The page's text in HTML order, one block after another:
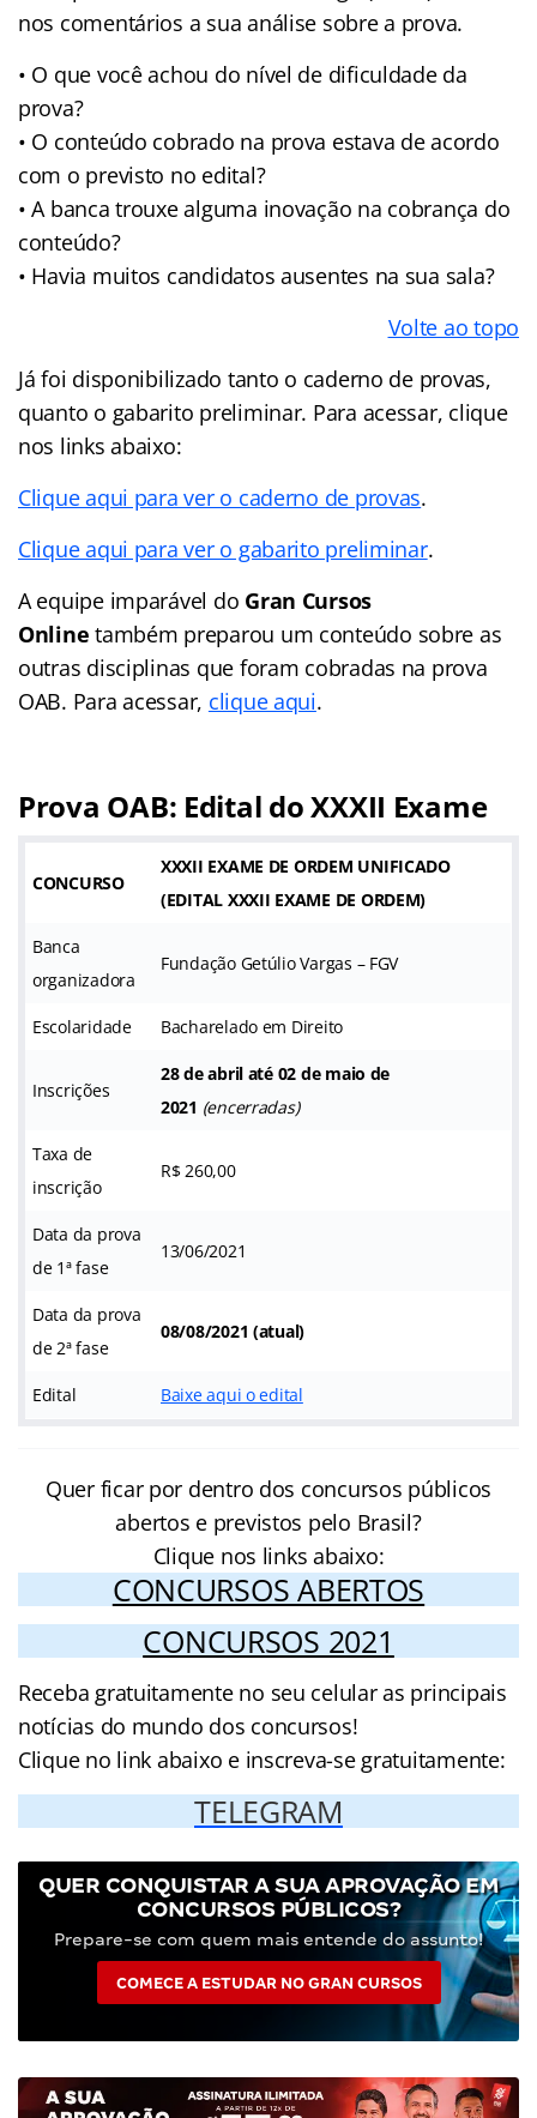
nos comentários a sua análise sobre a prova.
• O que você achou do nível de dificuldade da
prova?
• O conteúdo cobrado na prova estava de acordo
com o previsto no edital?
• A banca trouxe alguma inovação na cobrança do
conteúdo?
• Havia muitos candidatos ausentes na sua sala?
Volte ao topo
Já foi disponibilizado tanto o caderno de provas,
quanto o gabarito preliminar. Para acessar, clique
nos links abaixo:
Clique aqui para ver o caderno de provas.
Clique aqui para ver o gabarito preliminar.
A equipe imparável do Gran Cursos
Online também preparou um conteúdo sobre as
outras disciplinas que foram cobradas na prova
OAB. Para acessar, clique aqui.
Prova OAB: Edital do XXXII Exame
CONCURSO
XXXII EXAME DE ORDEM UNIFICADO
(EDITAL XXXII EXAME DE ORDEM)
Banca
organizadora
Fundação Getúlio Vargas – FGV
Escolaridade Bacharelado em Direito
Inscrições
28 de abril até 02 de maio de
2021 (encerradas)
Taxa de
inscrição
R$ 260,00
Data da prova
de 1ª fase
13/06/2021
Data da prova
de 2ª fase
08/08/2021 (atual)
Edital Baixe aqui o edital
Quer ficar por dentro dos concursos públicos
abertos e previstos pelo Brasil?
Clique nos links abaixo:
CONCURSOS ABERTOS
CONCURSOS 2021
Receba gratuitamente no seu celular as principais
notícias do mundo dos concursos!
Clique no link abaixo e inscreva-se gratuitamente:
TELEGRAM
QUER CONQUISTAR A SUA APROVAÇÃO EM
CONCURSOS PÚBLICOS?
Prepare-se com quem mais entende do assunto!
COMECE A ESTUDAR NO GRAN CURSOS